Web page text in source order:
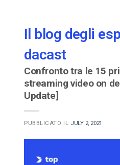
Il blog degli
dacast
Confronto tra le 15
streaming video on
Update]
PUBBLICATO IL JULY 2, 2021